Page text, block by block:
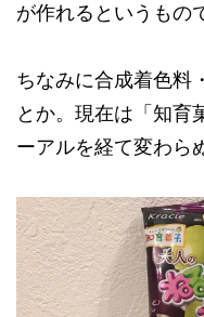
が作れるというもの
ちなみに合成着色料
とか。現在は「知育
ーアルを経て変わら